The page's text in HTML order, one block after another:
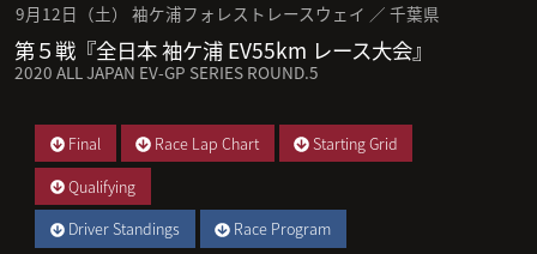
9月12日（土） 袖ケ浦フォレストレースウェイ ／ 千葉県
第５戦『全日本 袖ケ浦 EV55km レース大会』
2020 ALL JAPAN EV-GP SERIES ROUND.5
Final Race Lap Chart
Starting Grid
Qualifying
Driver Standings
Race Program